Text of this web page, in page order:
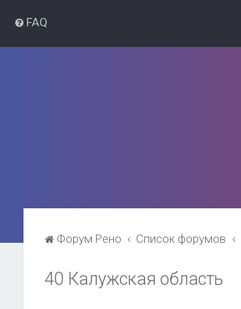
FAQ
Форум Рено Список форумов
40 Калужская область